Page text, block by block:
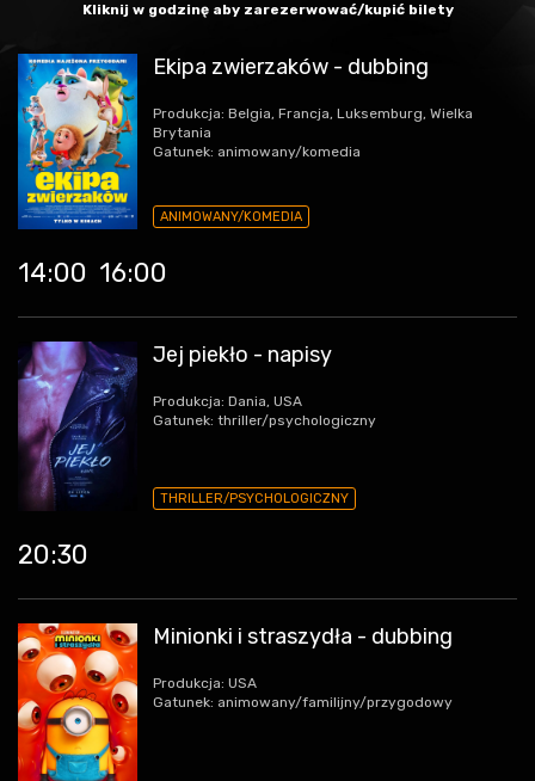
Kliknij w godzinę aby zarezerwować/kupić bilety
Ekipa zwierzaków - dubbing
Produkcja: Belgia, Francja, Luksemburg, Wielka
Brytania
Gatunek: animowany/komedia
ANIMOWANY/KOMEDIA
14:00 16:00
Jej piekło - napisy
Produkcja: Dania, USA
Gatunek: thriller/psychologiczny
THRILLER/PSYCHOLOGICZNY
20:30
Minionki i straszydła - dubbing
Produkcja: USA
Gatunek: animowany/familijny/przygodowy